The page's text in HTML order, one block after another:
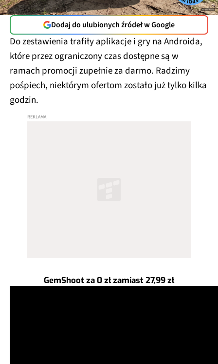
Dodaj do ulubionych źródeł w Google
Do zestawienia trafiły aplikacje i gry na Androida,
które przez ograniczony czas dostępne są w
ramach promocji zupełnie za darmo. Radzimy
pośpiech, niektórym ofertom zostało już tylko kilka
godzin.
GemShoot za 0 zł zamiast 27,99 zł